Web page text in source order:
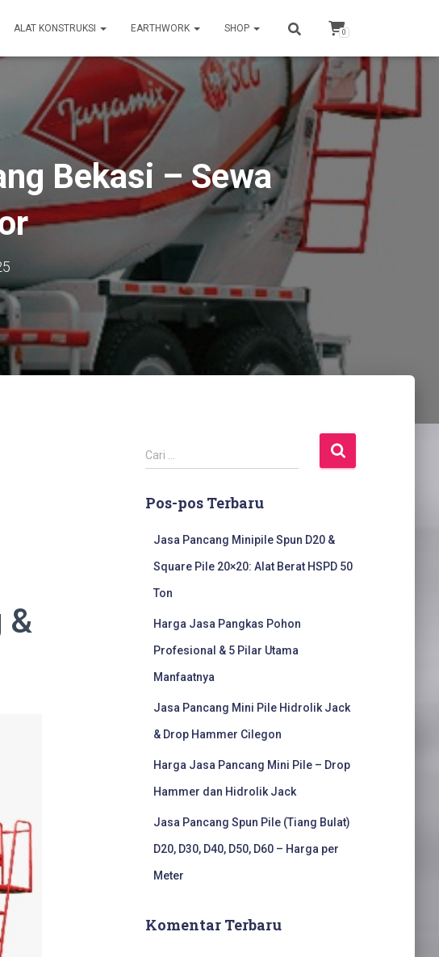
ALAT KONSTRUKSI EARTHWORK SHOP 0
Bekasi – Sewa
&
C
a
i
Cari …
Pos-pos Terbaru
Jasa Pancang Minipile Spun D20 &
Square Pile 20×20: Alat Berat HSPD 50
Ton
Harga Jasa Pangkas Pohon
Profesional & 5 Pilar Utama
Manfaatnya
Jasa Pancang Mini Pile Hidrolik Jack
& Drop Hammer Cilegon
Harga Jasa Pancang Mini Pile – Drop
Hammer dan Hidrolik Jack
Jasa Pancang Spun Pile (Tiang Bulat)
D20, D30, D40, D50, D60 – Harga per
Meter
Komentar Terbaru